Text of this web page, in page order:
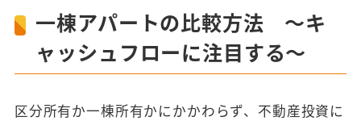
一棟アパートの比較方法 ～キ
ャッシュフローに注目する～
区分所有か一棟所有かにかかわらず、不動産投資に